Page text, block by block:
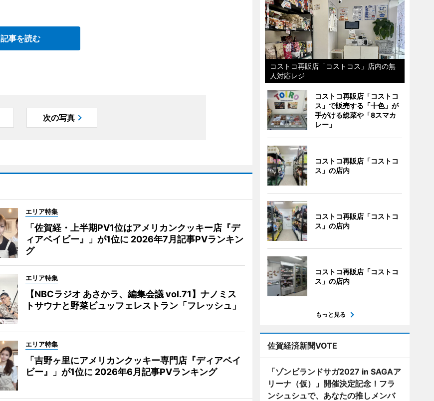
記事を読む
次の写真
エリア特集
「佐賀経・上半期PV1位はアメリカンクッキー店『デ
ィアベイビー』」が1位に 2026年7月記事PVランキン
グ
エリア特集
【NBCラジオ あさかラ、編集会議 vol.71】ナノミス
トサウナと野菜ビュッフェレストラン「フレッシュ」
エリア特集
「吉野ヶ里にアメリカンクッキー専門店『ディアベイ
ビー』」が1位に 2026年6月記事PVランキング
コストコ再販店「コストコス」店内の無
人対応レジ
コストコ再販店「コストコ
ス」で販売する「十色」が
手がける総菜や「8スマカ
レー」
コストコ再販店「コストコ
ス」の店内
コストコ再販店「コストコ
ス」の店内
コストコ再販店「コストコ
ス」の店内
もっと見る
佐賀経済新聞VOTE
「ゾンビランドサガ2027 in SAGAア
リーナ（仮）」開催決定記念！フラ
ンシュシュで、あなたの推しメンバ